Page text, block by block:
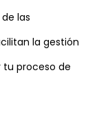
las
la gestión
tu proceso de